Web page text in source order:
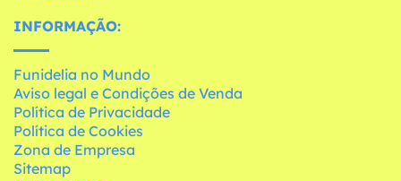
INFORMAÇÃO:
Funidelia no Mundo
Aviso legal e Condições de Venda
Política de Privacidade
Política de Cookies
Zona de Empresa
Sitemap